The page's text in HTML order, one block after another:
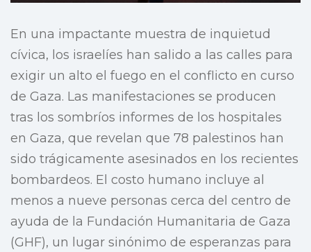
En una impactante muestra de inquietud
cívica, los israelíes han salido a las calles para
exigir un alto el fuego en el conflicto en curso
de Gaza. Las manifestaciones se producen
tras los sombríos informes de los hospitales
en Gaza, que revelan que 78 palestinos han
sido trágicamente asesinados en los recientes
bombardeos. El costo humano incluye al
menos a nueve personas cerca del centro de
ayuda de la Fundación Humanitaria de Gaza
(GHF), un lugar sinónimo de esperanzas para